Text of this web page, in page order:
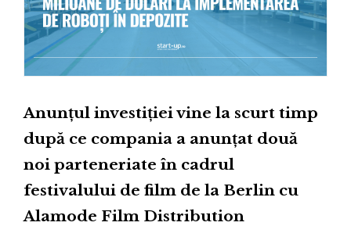
Anunțul investiției vine la scurt timp
după ce compania a anunțat două
noi parteneriate în cadrul
festivalului de film de la Berlin cu
Alamode Film Distribution